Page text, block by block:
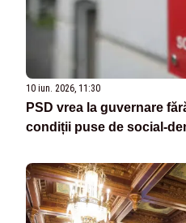
10 iun. 2026, 11:30
PSD vrea la guvernare
condiții puse de social-